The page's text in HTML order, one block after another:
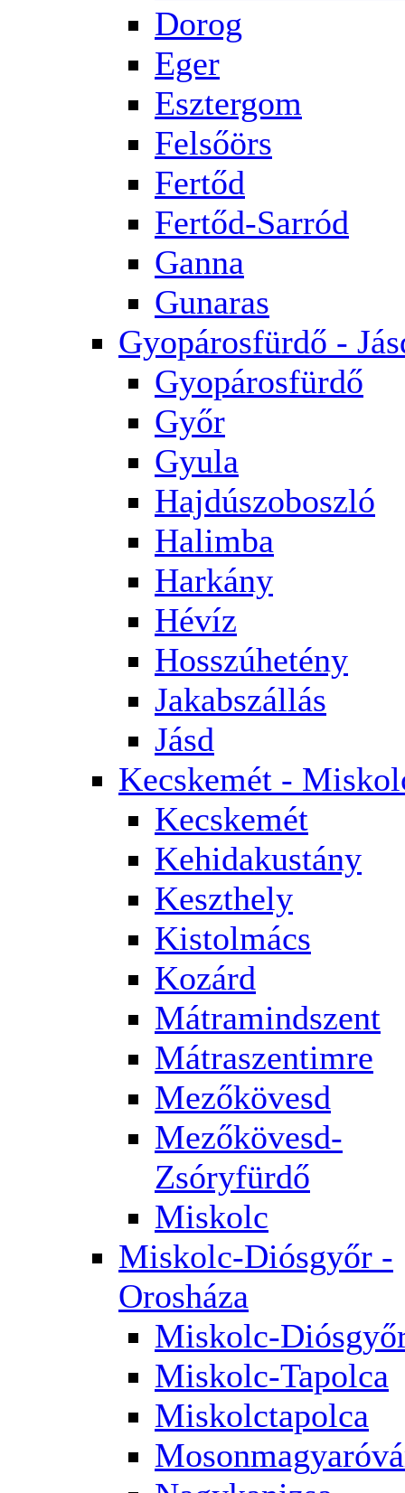
Dorog
Eger
Esztergom
Felsőörs
Fertőd
Fertőd-Sarród
Ganna
Gunaras
Gyopárosfürdő -
Gyopárosfürdő
Győr
Gyula
Hajdúszoboszló
Halimba
Harkány
Hévíz
Hosszúhetény
Jakabszállás
Jásd
Kecskemét -
Kecskemét
Kehidakustány
Keszthely
Kistolmács
Kozárd
Mátramindszent
Mátraszentimre
Mezőkövesd
Mezőkövesd-
Zsóryfürdő
Miskolc
Miskolc-Diósgyőr -
Orosháza
Miskolc-
Miskolc-Tapolca
Miskolctapolca